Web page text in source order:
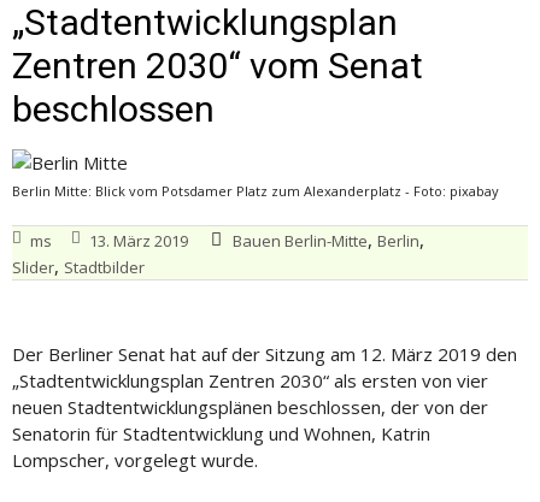
„Stadtentwicklungsplan
Zentren 2030“ vom Senat
beschlossen
Berlin Mitte: Blick vom Potsdamer Platz zum Alexanderplatz - Foto: pixabay
ms 13. März 2019 Bauen Berlin-Mitte, Berlin,
Slider, Stadtbilder
Der Berliner Senat hat auf der Sitzung am 12. März 2019 den
„Stadtentwicklungsplan Zentren 2030“ als ersten von vier
neuen Stadtentwicklungsplänen beschlossen, der von der
Senatorin für Stadtentwicklung und Wohnen, Katrin
Lompscher, vorgelegt wurde.